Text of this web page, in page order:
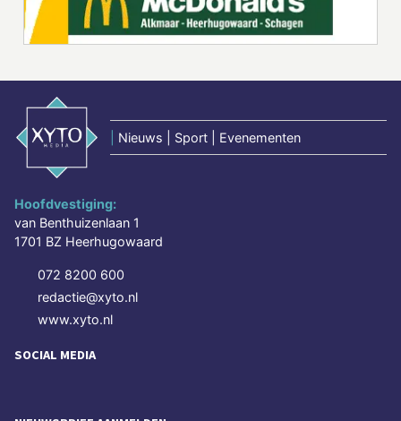
Nieuws | Sport | Evenementen
Hoofdvestiging:
van Benthuizenlaan 1
1701 BZ Heerhugowaard
072 8200 600
redactie@xyto.nl
www.xyto.nl
SOCIAL MEDIA